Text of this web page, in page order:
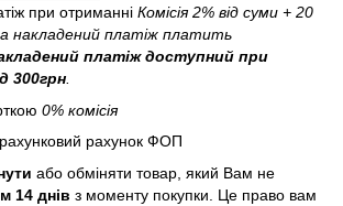
при отриманні Комісія 2% від суми + 20
накладений платіж платить
платіж доступний при
300грн.
0% комісія
рахунок ФОП
або обміняти товар, який Вам не
14 днів з моменту покупки. Це право вам